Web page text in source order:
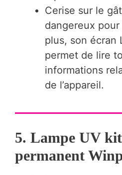
Cerise sur le
dangereux
plus, son écran
permet de lire
informations
de l’appareil.
5. Lampe UV
permanent